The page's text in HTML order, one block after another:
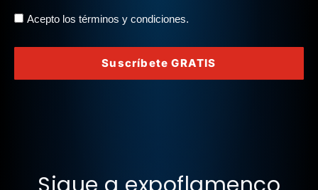
Acepto los términos y condiciones.
Suscríbete GRATIS